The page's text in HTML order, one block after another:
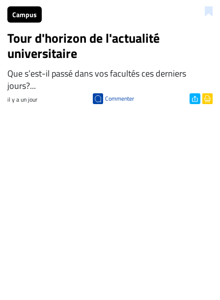
Campus
Tour d'horizon de l'actualité
universitaire
Que s’est-il passé dans vos facultés ces derniers
jours?...
il y a un jour Commenter